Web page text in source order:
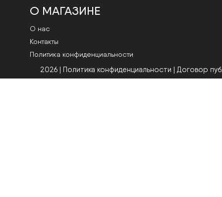
О МАГАЗИНЕ
О нас
Контакты
Политика конфиденциальности
2026 | Политика конфиденциальности | Договор